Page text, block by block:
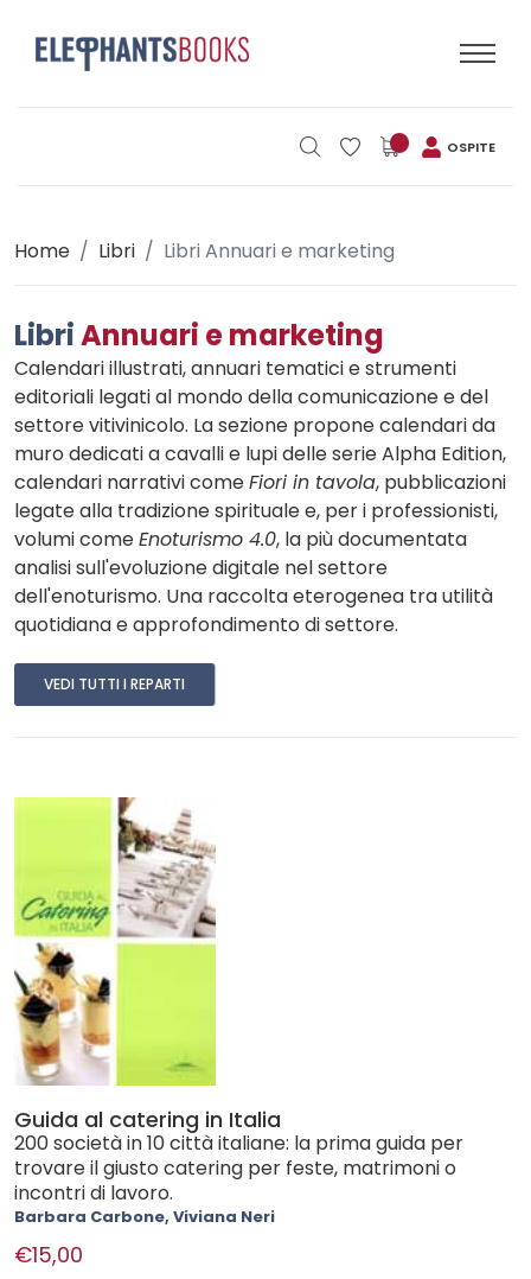
OSPITE
Home Libri Libri Annuari e marketing
LibriAnnuari e marketing
Calendari illustrati, annuari tematici e strumenti
editoriali legati al mondo della comunicazione e del
settore vitivinicolo. La sezione propone calendari da
muro dedicati a cavalli e lupi delle serie Alpha Edition,
calendari narrativi comeFiori in tavola, pubblicazioni
legate alla tradizione spirituale e, per i professionisti,
volumi comeEnoturismo 4.0, la più documentata
analisi sull'evoluzione digitale nel settore
dell'enoturismo. Una raccolta eterogenea tra utilità
quotidiana e approfondimento di settore.
VEDI TUTTI I REPARTI
Guida al catering in Italia
200 società in 10 città italiane: la prima guida per
trovare il giusto catering per feste, matrimoni o
incontri di lavoro.
Barbara Carbone, Viviana Neri
€15,00